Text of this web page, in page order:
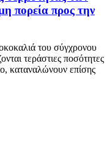
πορεία προς την
του σύγχρονου
τεράστιες ποσότητες
καταναλώνουν επίσης